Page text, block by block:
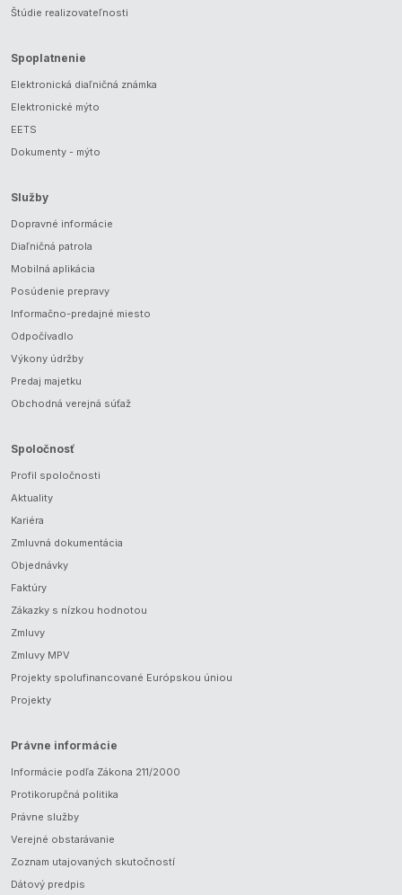
Štúdie realizovateľnosti
Spoplatnenie
Elektronická diaľničná známka
Elektronické mýto
EETS
Dokumenty - mýto
Služby
Dopravné informácie
Diaľničná patrola
Mobilná aplikácia
Posúdenie prepravy
Informačno-predajné miesto
Odpočívadlo
Výkony údržby
Predaj majetku
Obchodná verejná súťaž
Spoločnosť
Profil spoločnosti
Aktuality
Kariéra
Zmluvná dokumentácia
Objednávky
Faktúry
Zákazky s nízkou hodnotou
Zmluvy
Zmluvy MPV
Projekty spolufinancované Európskou úniou
Projekty
Právne informácie
Informácie podľa Zákona 211/2000
Protikorupčná politika
Právne služby
Verejné obstarávanie
Zoznam utajovaných skutočností
Dátový predpis